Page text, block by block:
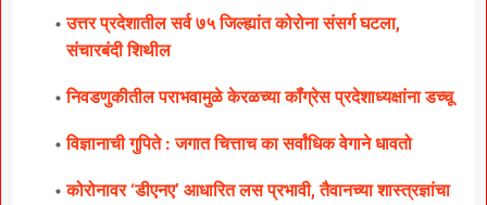
उत्तर प्रदेशातील सर्व ७५ जिल्ह्यांत कोरोना संसर्ग घटला,
संचारबंदी शिथील
निवडणुकीतील पराभवामुळे केरळच्या कॉंग्रेस प्रदेशाध्यक्षांना डच्चू
विज्ञानाची गुपिते : जगात चित्ताच का सर्वांधिक वेगाने धावतो
कोरोनावर ‘डीएनए’ आधारित लस प्रभावी, तैवानच्या शास्त्रज्ञांचा